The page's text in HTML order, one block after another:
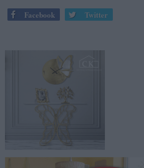
Facebook Twitter